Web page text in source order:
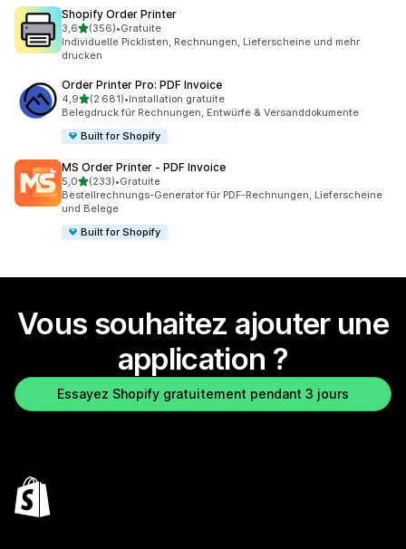
Shopify Order Printer
3,6étoile(s) sur 5
(356)
356 avis au total
•Gratuite
Individuelle Picklisten, Rechnungen, Lieferscheine und mehr
drucken
Order Printer Pro: PDF Invoice
4,9étoile(s) sur 5
(2 681)
2681 avis au total
•Installation gratuite
Belegdruck für Rechnungen, Entwürfe & Versanddokumente
Built for Shopify
MS Order Printer ‑ PDF Invoice
5,0étoile(s) sur 5
(233)
233 avis au total
•Gratuite
Bestellrechnungs-Generator für PDF-Rechnungen, Lieferscheine
und Belege
Built for Shopify
Vous souhaitez ajouter une
application ?
Essayez Shopify gratuitement pendant 3 jours